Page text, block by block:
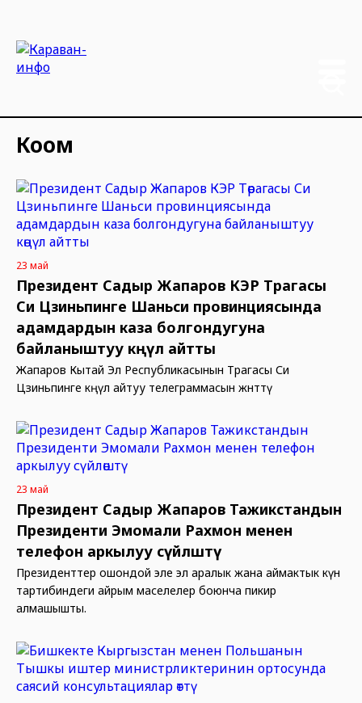
Коом
23 май
Президент Садыр Жапаров КЭР Төрагасы
Си Цзиньпинге Шаньси провинциясында
адамдардын каза болгондугуна
байланыштуу көңүл айтты
Жапаров Кытай Эл Республикасынын Төрагасы Си
Цзиньпинге көңүл айтуу телеграммасын жөнөттү
23 май
Президент Садыр Жапаров Тажикстандын
Президенти Эмомали Рахмон менен
телефон аркылуу сүйлөштү
Президенттер ошондой эле эл аралык жана аймактык күн
тартибиндеги айрым маселелер боюнча пикир
алмашышты.